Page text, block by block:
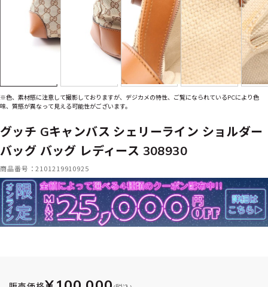
※色、素材感に注意して撮影しておりますが、デジカメの特性、ご覧になられているPCにより色
味、質感が異なって見える可能性がございます。
グッチ Gキャンバス シェリーライン ショルダー
バッグ バッグ レディース 308930
商品番号：2101219910925